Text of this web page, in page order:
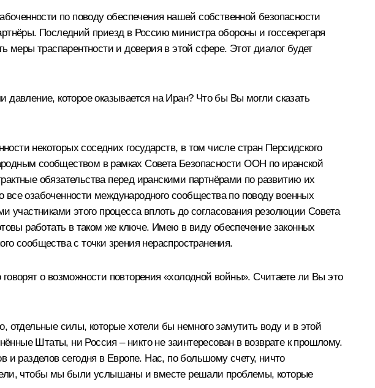
по поводу обеспечения нашей собственной безопасности
Последний приезд в Россию министра обороны и госсекретаря
меры траспарентности и доверия в этой сфере. Этот диалог будет
которое оказывается на Иран? Что бы Вы могли сказать
некоторых соседних государств, в том числе стран Персидского
сообществом в рамках Совета Безопасности ООН по иранской
обязательства перед иранскими партнёрами по развитию их
озабоченности международного сообщества по поводу военных
этого процесса вплоть до согласования резолюции Совета
работать в таком же ключе. Имею в виду обеспечение законных
сообщества с точки зрения нераспространения.
о возможности повторения «холодной войны». Считаете ли Вы это
отдельные силы, которые хотели бы немного замутить воду и в этой
Штаты, ни Россия – никто не заинтересован в возврате к прошлому.
и разделов сегодня в Европе. Нас, по большому счету, ничто
чтобы мы были услышаны и вместе решали проблемы, которые